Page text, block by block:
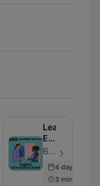
ago
Learning
English
BBC Radio - ตอน 819
4 days ago
3 min